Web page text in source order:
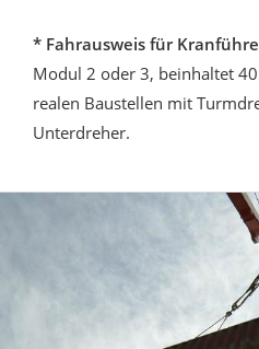
* Fahrausweis für
Modul 2 oder 3, beinhaltet
realen Baustellen mit
Unterdreher.